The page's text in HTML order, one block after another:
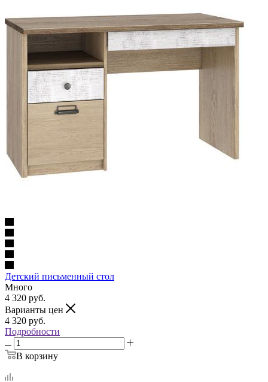
Детский письменный стол
Много
4 320 руб.
Варианты цен
4 320 руб.
Подробности
В корзину